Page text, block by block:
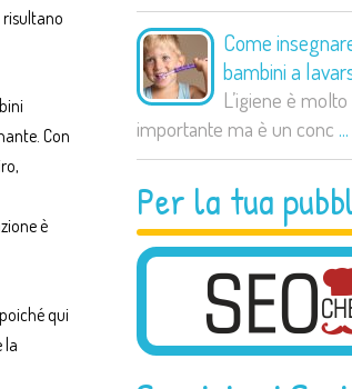
Come
bambini a
L’igiene è molto
importante ma è un conc ...
Per la tua
Con
è
qui
la